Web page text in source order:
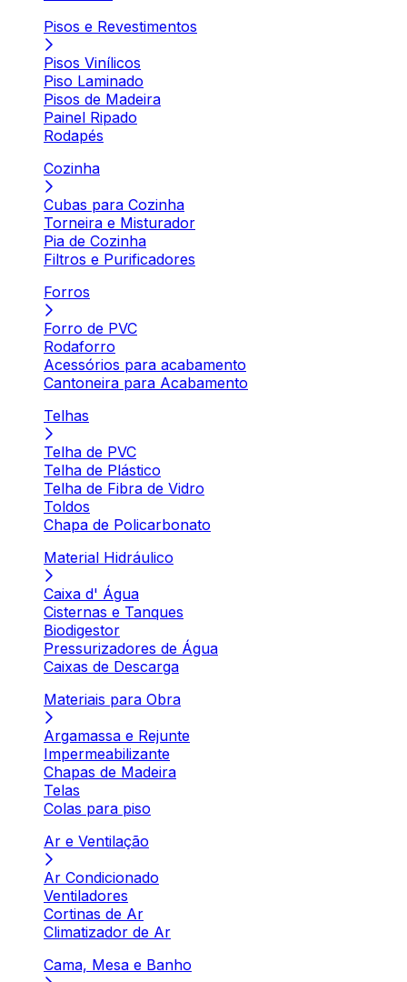
Pisos e Revestimentos
Pisos Vinílicos
Piso Laminado
Pisos de Madeira
Painel Ripado
Rodapés
Cozinha
Cubas para Cozinha
Torneira e Misturador
Pia de Cozinha
Filtros e Purificadores
Forros
Forro de PVC
Rodaforro
Acessórios para acabamento
Cantoneira para Acabamento
Telhas
Telha de PVC
Telha de Plástico
Telha de Fibra de Vidro
Toldos
Chapa de Policarbonato
Material Hidráulico
Caixa d' Água
Cisternas e Tanques
Biodigestor
Pressurizadores de Água
Caixas de Descarga
Materiais para Obra
Argamassa e Rejunte
Impermeabilizante
Chapas de Madeira
Telas
Colas para piso
Ar e Ventilação
Ar Condicionado
Ventiladores
Cortinas de Ar
Climatizador de Ar
Cama, Mesa e Banho